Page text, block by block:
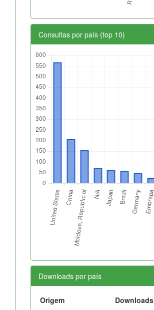
Consultas por país (top 10)
Downloads por país
Origem Downloads